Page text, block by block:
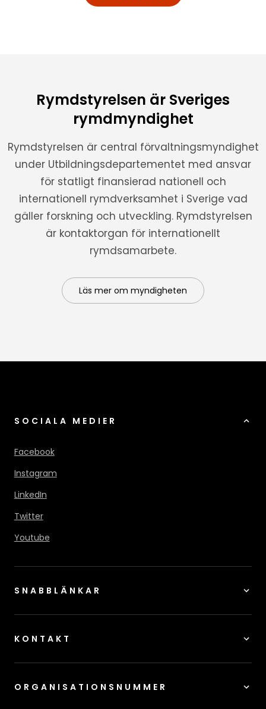
Rymdstyrelsen är Sveriges
rymdmyndighet
Rymdstyrelsen är central förvaltningsmyndighet
under Utbildningsdepartementet med ansvar
för statligt finansierad nationell och
internationell rymdverksamhet i Sverige vad
gäller forskning och utveckling. Rymdstyrelsen
är kontaktorgan för internationellt
rymdsamarbete.
Läs mer om myndigheten
SOCIALA MEDIER
Facebook
Instagram
LinkedIn
Twitter
Youtube
SNABBLÄNKAR
KONTAKT
ORGANISATIONSNUMMER